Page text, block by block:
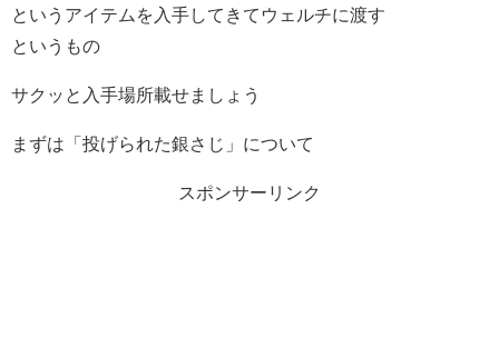
というアイテムを入手してきてウェルチに渡す
というもの
サクッと入手場所載せましょう
まずは「投げられた銀さじ」について
スポンサーリンク